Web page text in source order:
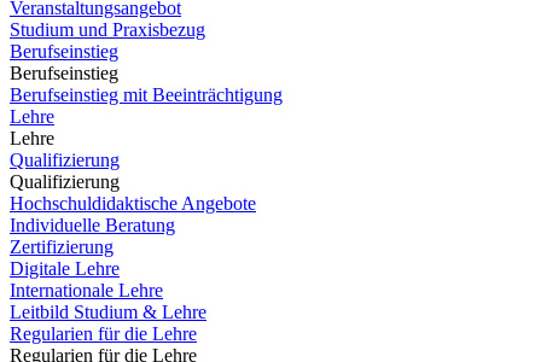
Veranstaltungsangebot
Studium und Praxisbezug
Berufseinstieg
Berufseinstieg
Berufseinstieg mit Beeinträchtigung
Lehre
Lehre
Qualifizierung
Qualifizierung
Hochschuldidaktische Angebote
Individuelle Beratung
Zertifizierung
Digitale Lehre
Internationale Lehre
Leitbild Studium & Lehre
Regularien für die Lehre
Regularien für die Lehre